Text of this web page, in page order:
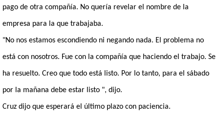
pago de otra compañía. No quería revelar el nombre de la
empresa para la que trabajaba.
"No nos estamos escondiendo ni negando nada. El problema no
está con nosotros. Fue con la compañía que haciendo el trabajo. Se
ha resuelto. Creo que todo está listo. Por lo tanto, para el sábado
por la mañana debe estar listo ", dijo.
Cruz dijo que esperará el último plazo con paciencia.